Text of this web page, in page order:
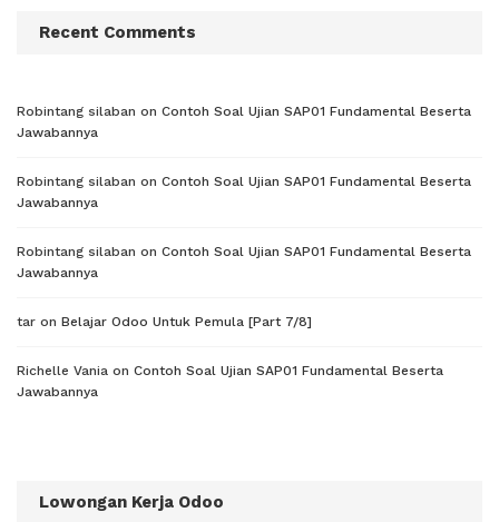
Recent Comments
Robintang silaban on Contoh Soal Ujian SAP01 Fundamental Beserta
Jawabannya
Robintang silaban on Contoh Soal Ujian SAP01 Fundamental Beserta
Jawabannya
Robintang silaban on Contoh Soal Ujian SAP01 Fundamental Beserta
Jawabannya
tar on Belajar Odoo Untuk Pemula [Part 7/8]
Richelle Vania on Contoh Soal Ujian SAP01 Fundamental Beserta
Jawabannya
Lowongan Kerja Odoo